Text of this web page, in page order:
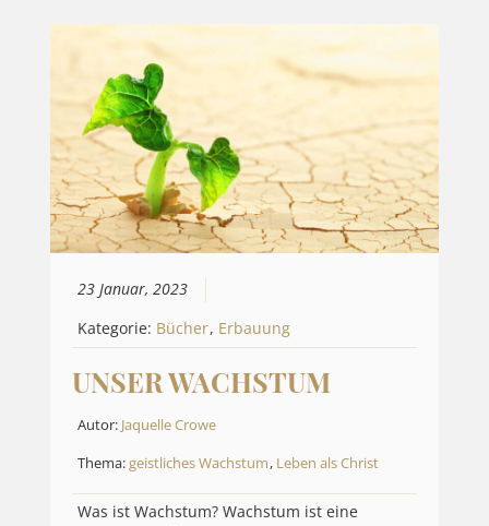
23 Januar, 2023
Kategorie: Bücher, Erbauung
UNSER WACHSTUM
Autor: Jaquelle Crowe
Thema:geistliches Wachstum, Leben als Christ
Was ist Wachstum? Wachstum ist eine